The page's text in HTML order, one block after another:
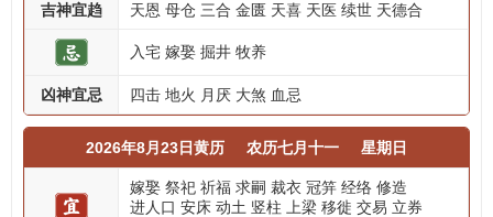
吉神宜趋 天恩 母仓 三合 金匮 天喜 天医 续世 天德合
入宅 嫁娶 掘井 牧养
凶神宜忌 四击 地火 月厌 大煞 血忌
2026年8月23日黄历 农历七月十一 星期日
嫁娶 祭祀 祈福 求嗣 裁衣 冠笄 经络 修造
进人口 安床 动土 竖柱 上梁 移徙 交易 立券